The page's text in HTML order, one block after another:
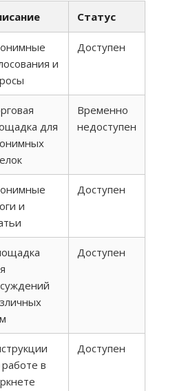
Статус
и
Доступен
для
Временно
недоступен
и
Доступен
Доступен
в
Доступен